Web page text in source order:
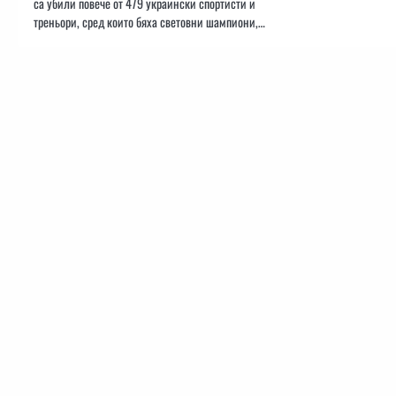
треньори, сред които бяха световни шампиони,…